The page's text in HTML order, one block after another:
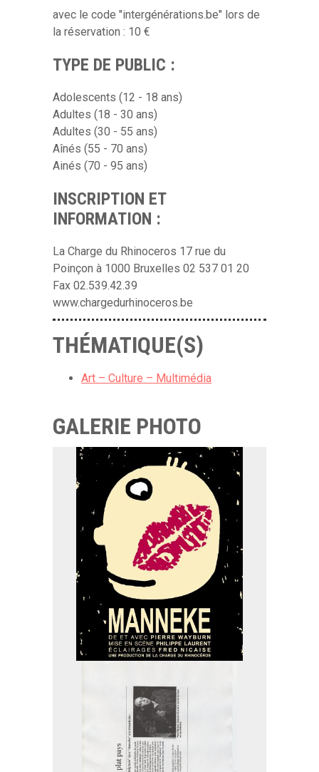
avec le code "intergénérations.be" lors de
la réservation : 10 €
TYPE DE PUBLIC :
Adolescents (12 - 18 ans)
Adultes (18 - 30 ans)
Adultes (30 - 55 ans)
Aînés (55 - 70 ans)
Ainés (70 - 95 ans)
INSCRIPTION ET
INFORMATION :
La Charge du Rhinoceros 17 rue du
Poinçon à 1000 Bruxelles 02 537 01 20
Fax 02.539.42.39
www.chargedurhinoceros.be
THÉMATIQUE(S)
Art – Culture – Multimédia
GALERIE PHOTO